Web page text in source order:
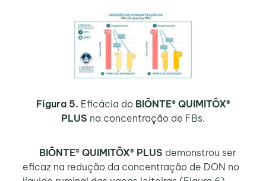
Figura 5. Eficácia do BIŌNTE® QUIMITŌX®
PLUS na concentração de FBs.
BIŌNTE® QUIMITŌX® PLUS demonstrou ser
eficaz na redução da concentração de DON no